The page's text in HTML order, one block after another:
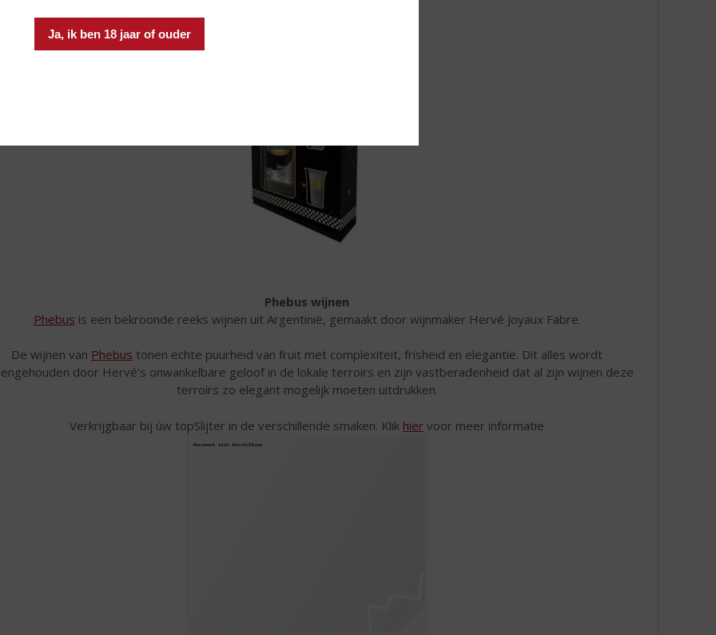
Ja, ik ben 18 jaar of ouder
Phebus wijnen
Phebus is een bekroonde reeks wijnen uit Argentinië, gemaakt door wijnmaker Hervé Joyaux Fabre.
De wijnen van Phebus tonen echte puurheid van fruit met complexiteit, frisheid en elegantie. Dit alles wordt
door Hervé's onwankelbare geloof in de lokale terroirs en zijn vastberadenheid dat al zijn wijnen deze
terroirs zo elegant mogelijk moeten uitdrukken.
Verkrijgbaar bij úw topSlijter in de verschillende smaken. Klik hier voor meer informatie